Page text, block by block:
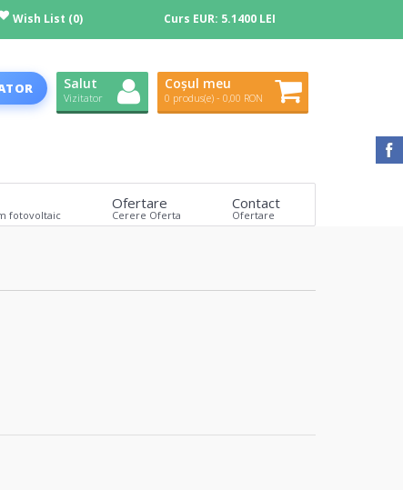
Wish List (0) Curs EUR: 5.1400 LEI
Salut
Vizitator
Coșul meu
0 produs(e) - 0,00 RON
fotovoltaic
Ofertare
Cerere Oferta
Contact
Ofertare